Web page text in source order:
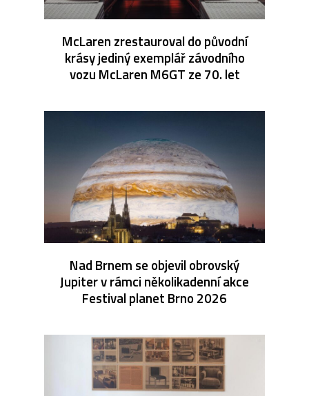
McLaren zrestauroval do původní
krásy jediný exemplář závodního
vozu McLaren M6GT ze 70. let
Nad Brnem se objevil obrovský
Jupiter v rámci několikadenní akce
Festival planet Brno 2026